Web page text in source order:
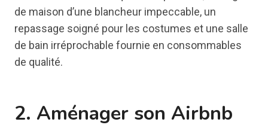
de maison d’une blancheur impeccable, un
repassage soigné pour les costumes et une salle
de bain irréprochable fournie en consommables
de qualité.
2. Aménager son Airbnb